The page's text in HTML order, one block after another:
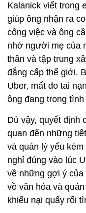
Kalanick viết trong
giúp ông nhận ra
công việc và ông
nhớ người mẹ của
thân và tập trung
đẳng cấp thế giới.
Uber, mất do tai
ông đang trong
Dù vậy, quyết định
quan đến những
và quản lý yếu
nghỉ đúng vào lúc
về những gợi ý của
về văn hóa và
khiếu nại quấy rối